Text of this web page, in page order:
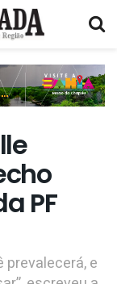
PF
e